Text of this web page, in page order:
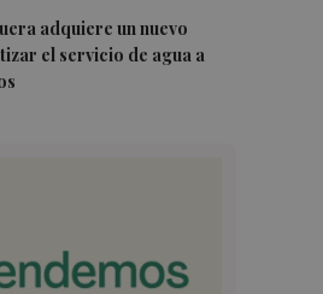
adquiere un nuevo
el servicio de agua a